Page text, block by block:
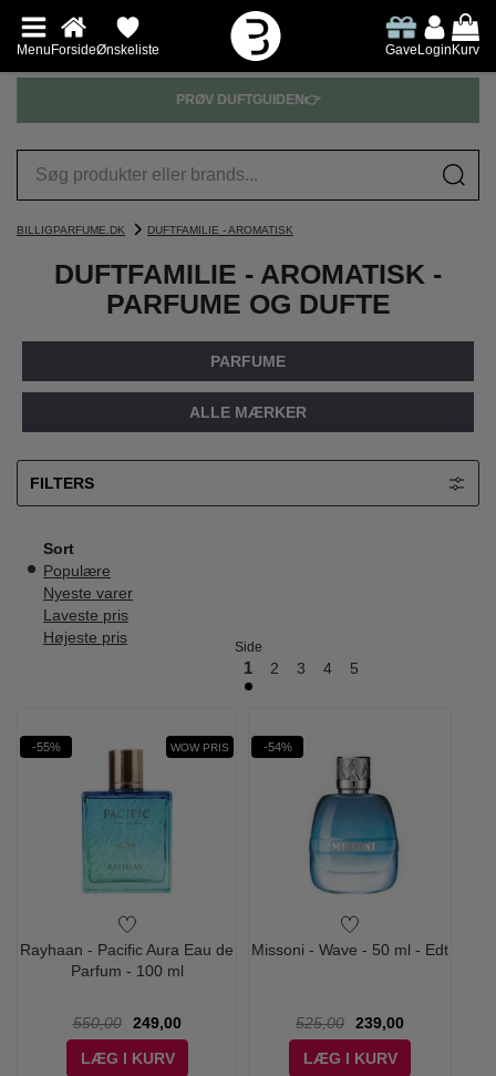
MenuForsideØnskeliste GaveLoginKurv
PRØV DUFTGUIDEN👉
BILLIGPARFUME.DK DUFTFAMILIE - AROMATISK
DUFTFAMILIE - AROMATISK -
PARFUME OG DUFTE
PARFUME
ALLE MÆRKER
FILTERS
Sort
Populære
Nyeste varer
Laveste pris
Højeste pris
Side
1 2 3 4 5
-55% WOW PRIS
Rayhaan - Pacific Aura Eau de
Parfum - 100 ml
550,00
249,00
LÆG I KURV
-54%
Missoni - Wave - 50 ml - Edt
525,00
239,00
LÆG I KURV